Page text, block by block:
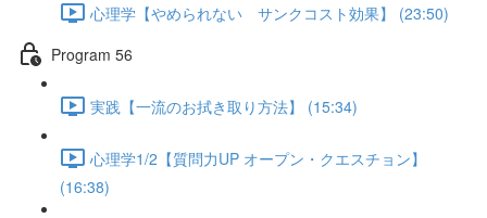
心理学【やめられない サンクコスト効果】 (23:50)
Program 56
実践【一流のお拭き取り方法】 (15:34)
心理学1/2【質問力UP オープン・クエスチョン】
(16:38)